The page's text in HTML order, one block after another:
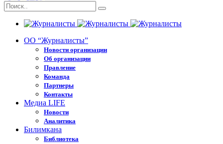
ОО “Журналисты”
Новости организации
Об организации
Правление
Команда
Партнеры
Контакты
Медиа LIFE
Новости
Аналитика
Билимкана
Библиотека